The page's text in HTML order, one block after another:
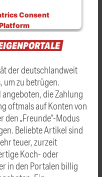
Consent
der deutschlandweit
um zu betrügen.
die Zahlung
oftmals auf Konten von
„Freunde“-Modus
Beliebte Artikel sind
teuer, zurzeit
Koch- oder
in den Portalen billig